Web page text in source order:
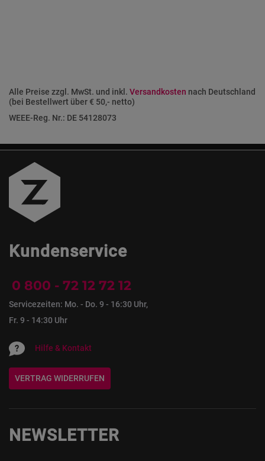
Alle Preise zzgl. MwSt. und inkl. Versandkosten nach Deutschland
(bei Bestellwert über € 50,- netto)
WEEE-Reg. Nr.: DE 54128073
Kundenservice
0 800 - 72 12 72 12
Servicezeiten: Mo. - Do. 9 - 16:30 Uhr,
Fr. 9 - 14:30 Uhr
Hilfe & Kontakt
VERTRAG WIDERRUFEN
NEWSLETTER